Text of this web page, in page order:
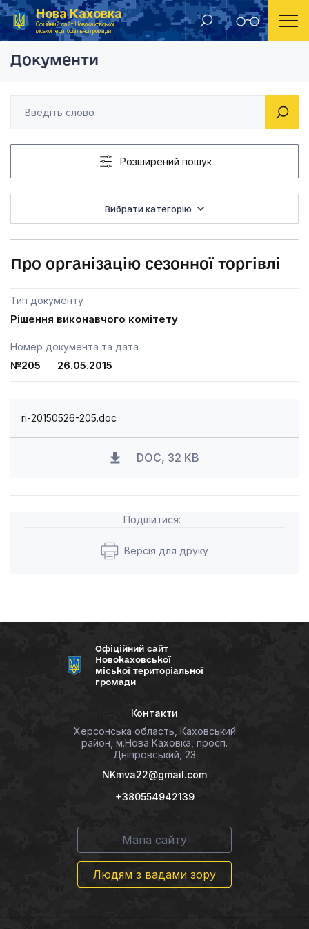
Нова Каховка
Офіційний сайт Новокаховської
міської територіальної громади
Головна Рішення виконавчого комітету Новокаховської міської ради 2015 року Про організацію
Документи
Розширений пошук
Вибрати категорію
Про організацію сезонної торгівлі
Тип документу
Рішення виконавчого комітету
Номер документа та дата
№205 26.05.2015
ri-20150526-205.doc
DOC, 32 KB
Поділитися:
Версія для друку
Офіційний сайт
Новокаховської
міської територіальної
громади
Контакти
Херсонська область, Каховський
район, м.Нова Каховка, просп.
Дніпровський, 23
NKmva22@gmail.com
+380554942139
Мапа сайту
Людям з вадами зору